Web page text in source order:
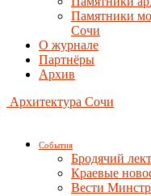
Памятники
Сочи
О журнале
Партнёры
Архив
Архитектура Сочи
События
Бродячий
Краевые
Вести